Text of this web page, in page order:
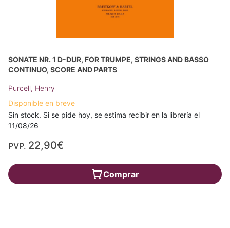
SONATE NR. 1 D-DUR, FOR TRUMPE, STRINGS AND BASSO
CONTINUO, SCORE AND PARTS
Purcell, Henry
Disponible en breve
Sin stock. Si se pide hoy, se estima recibir en la librería el
11/08/26
PVP. 22,90€
Comprar